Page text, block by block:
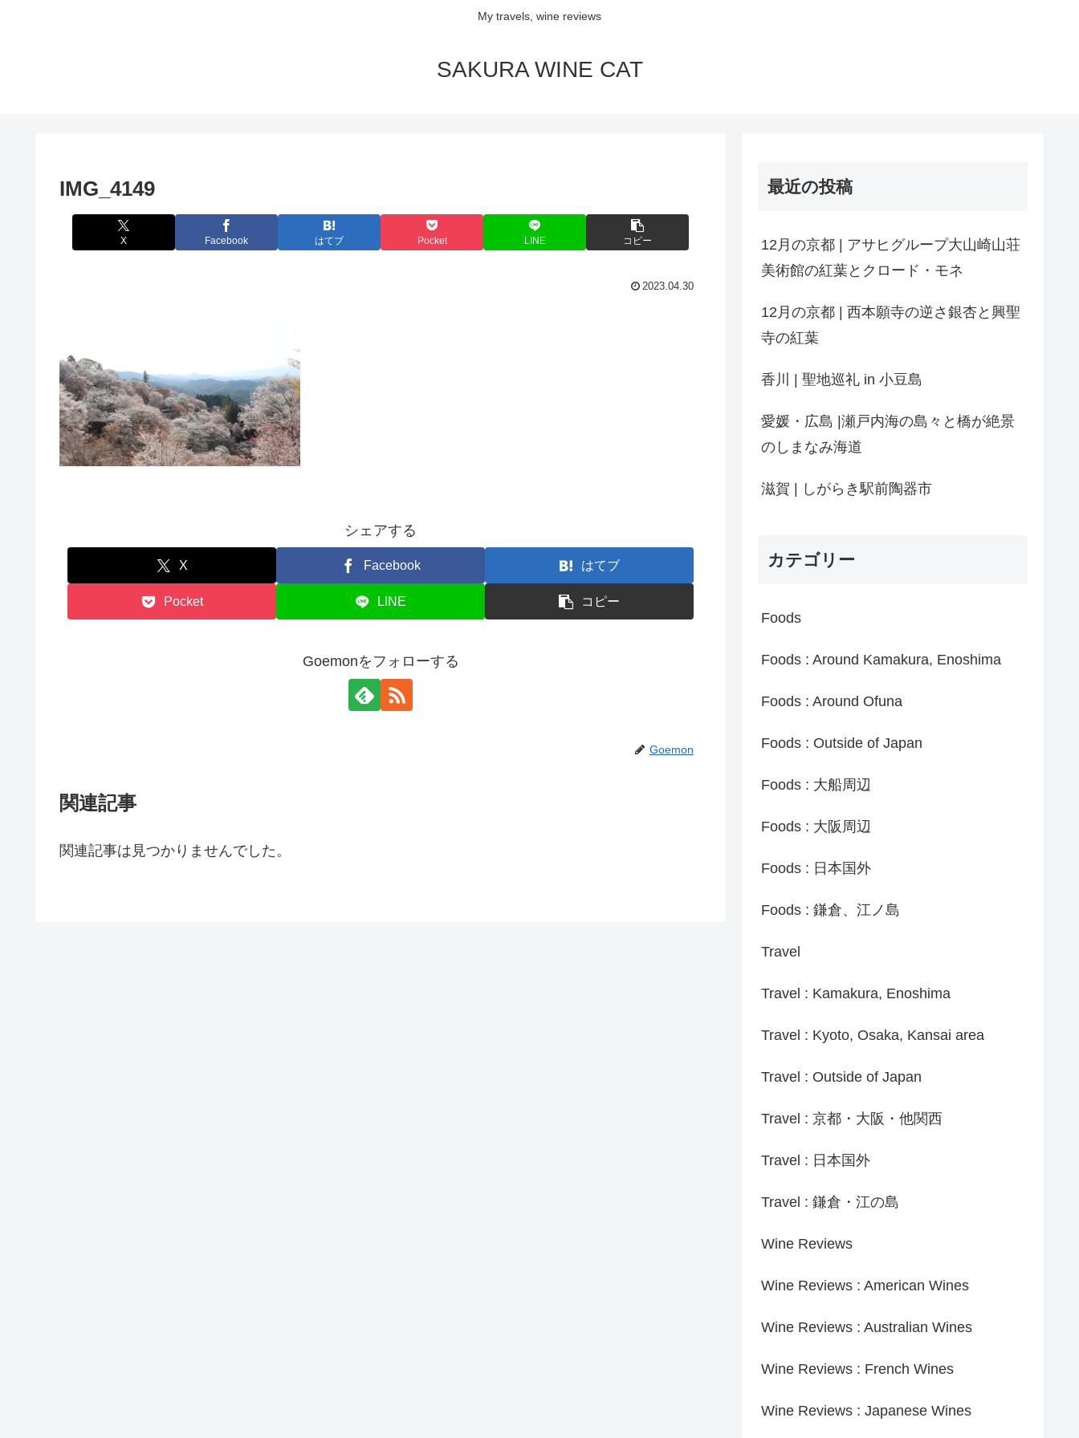
My travels, wine reviews
SAKURA WINE CAT
IMG_4149
X Facebook はてブ Pocket LINE コピー
2023.04.30
シェアする
X Facebook はてブ
Pocket LINE コピー
Goemonをフォローする
Goemon
関連記事
関連記事は見つかりませんでした。
最近の投稿
12月の京都 | アサヒグループ大山崎山荘
美術館の紅葉とクロード・モネ
12月の京都 | 西本願寺の逆さ銀杏と興聖
寺の紅葉
香川 | 聖地巡礼 in 小豆島
愛媛・広島 |瀬戸内海の島々と橋が絶景
のしまなみ海道
滋賀 | しがらき駅前陶器市
カテゴリー
Foods
Foods : Around Kamakura, Enoshima
Foods : Around Ofuna
Foods : Outside of Japan
Foods : 大船周辺
Foods : 大阪周辺
Foods : 日本国外
Foods : 鎌倉、江ノ島
Travel
Travel : Kamakura, Enoshima
Travel : Kyoto, Osaka, Kansai area
Travel : Outside of Japan
Travel : 京都・大阪・他関西
Travel : 日本国外
Travel : 鎌倉・江の島
Wine Reviews
Wine Reviews : American Wines
Wine Reviews : Australian Wines
Wine Reviews : French Wines
Wine Reviews : Japanese Wines